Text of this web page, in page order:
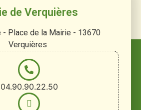
de Verquières
- Place de la Mairie - 13670
Verquières
04.90.90.22.50